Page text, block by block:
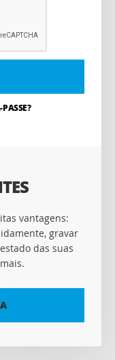
vantagens:
gravar
das suas